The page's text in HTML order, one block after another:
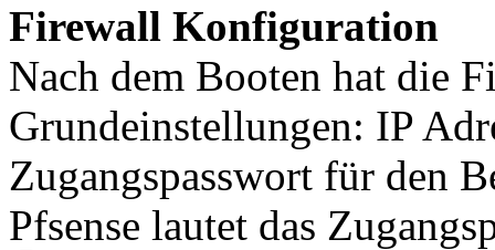
Firewall Konfiguration
Nach dem Booten hat die
Grundeinstellungen: IP
Zugangspasswort für den
Pfsense lautet das